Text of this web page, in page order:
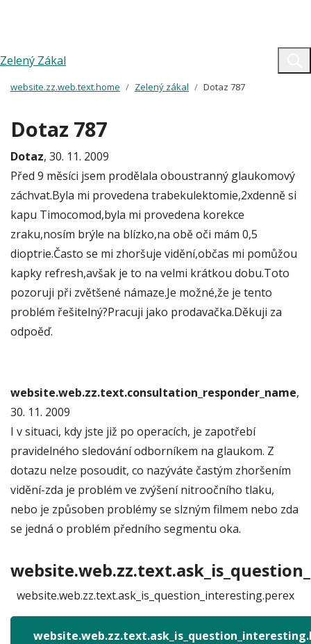
Zelený Zákal
website.zz.web.text.home Zelený zákal Dotaz 787
Dotaz 787
Dotaz, 30. 11. 2009
Před 9 měsíci jsem prodělala oboustranný glaukomový
záchvat.Byla mi provedena trabekulektomie,2xdenně si
kapu Timocomod,byla mi provedena korekce
zraku,nosím brýle na blízko,na obě oči mám 0,5
dioptrie.Často se mi zhoršuje vidění,občas mi pomůžou
kapky refresh,avšak je to na velmi krátkou dobu.Toto
pozoruji při zvětšené námaze.Je možné,že je tento
problém řešitelný?Pracuji jako prodavačka.Děkuji za
odpoěď.
website.web.zz.text.consultation_responder_name,
30. 11. 2009
I v situaci, kdy jste již po operacích, je zapotřebí
pravidelného sledování odborníkem na glaukom. Z
dotazu nelze posoudit, co nazýváte častým zhoršením
vidění-zda je problém ve zvýšení nitroočního tlaku,
nebo je způsoben problémy se slzným filmem nebo zda
se jedná o problém předního segmentu oka.
website.web.zz.text.ask_is_question_interesting.perex